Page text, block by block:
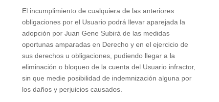
El incumplimiento de cualquiera de las anteriores
obligaciones por el Usuario podrá llevar aparejada la
adopción por Juan Gene Subirà de las medidas
oportunas amparadas en Derecho y en el ejercicio de
sus derechos u obligaciones, pudiendo llegar a la
eliminación o bloqueo de la cuenta del Usuario infractor,
sin que medie posibilidad de indemnización alguna por
los daños y perjuicios causados.